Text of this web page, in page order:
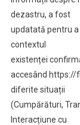
dezastru, a fost
updatată pentru a
contextul
existenței
accesând https://
diferite situații
(Cumpărături,
Interacțiune cu